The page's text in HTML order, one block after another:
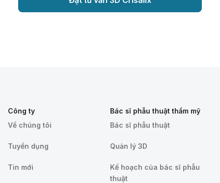
Công ty
Về chúng tôi
Tuyển dụng
Tin mới
Bác sĩ phẫu thuật thẩm mỹ
Bác sĩ phẫu thuật
Quản lý 3D
Kế hoạch của bác sĩ phẫu
thuật